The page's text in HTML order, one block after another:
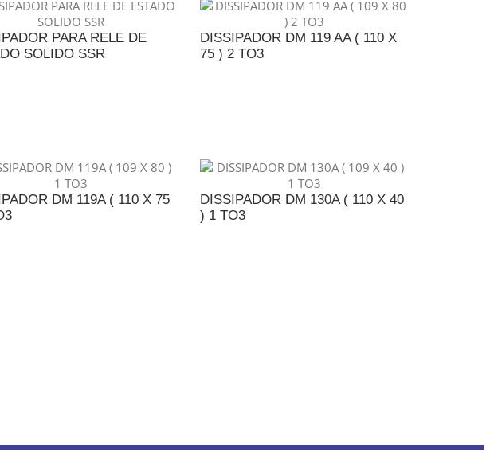
PARA RELE DE
SOLIDO SSR
DISSIPADOR DM 119 AA ( 110 X
75 ) 2 TO3
DM 119A ( 110 X 75
DISSIPADOR DM 130A ( 110 X 40
) 1 TO3